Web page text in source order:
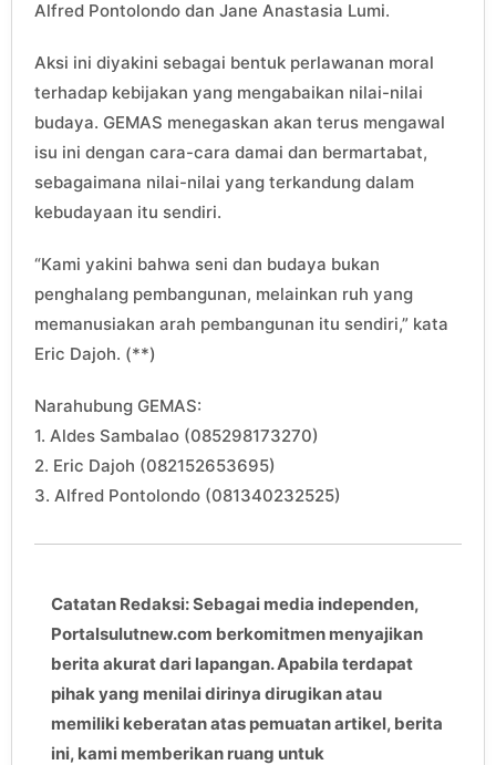
Alfred Pontolondo dan Jane Anastasia Lumi.
Aksi ini diyakini sebagai bentuk perlawanan moral
terhadap kebijakan yang mengabaikan nilai-nilai
budaya. GEMAS menegaskan akan terus mengawal
isu ini dengan cara-cara damai dan bermartabat,
sebagaimana nilai-nilai yang terkandung dalam
kebudayaan itu sendiri.
“Kami yakini bahwa seni dan budaya bukan
penghalang pembangunan, melainkan ruh yang
memanusiakan arah pembangunan itu sendiri,” kata
Eric Dajoh. (**)
Narahubung GEMAS:
1. Aldes Sambalao (085298173270)
2. Eric Dajoh (082152653695)
3. Alfred Pontolondo (081340232525)
Catatan Redaksi: Sebagai media independen,
Portalsulutnew.com berkomitmen menyajikan
berita akurat dari lapangan. Apabila terdapat
pihak yang menilai dirinya dirugikan atau
memiliki keberatan atas pemuatan artikel, berita
ini, kami memberikan ruang untuk